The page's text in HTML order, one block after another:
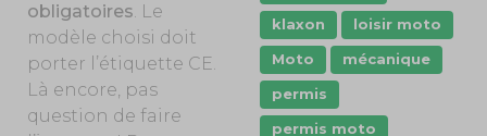
obligatoires. Le
modèle choisi doit
porter l’étiquette CE.
Là encore, pas
question de faire
klaxon
loisir moto
Moto
mécanique
permis
permis moto